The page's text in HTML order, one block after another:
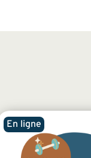
En ligne